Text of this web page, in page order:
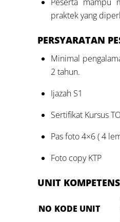
praktek yang
PERSYARATAN
Minimal
2 tahun.
Ijazah S1
Sertifikat Kursus
Pas foto 4×6 ( 4
Foto copy KTP
UNIT
NO KODE UNIT